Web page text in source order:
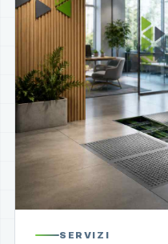
SERVIZI